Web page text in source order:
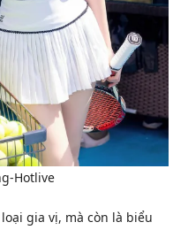
Hotlive
gia vị, mà còn là biểu